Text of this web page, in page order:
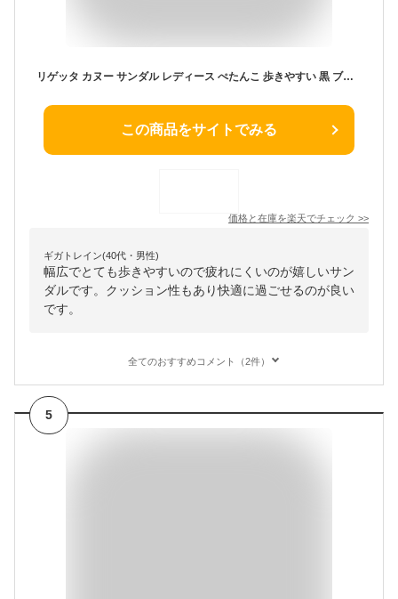
リゲッタ カヌー サンダル レディース ぺたんこ 歩きやすい 黒 ブラック 幅広 外反母趾 ストラップ レオパード ゼブラ アニマル柄 おしゃれ グミインソール コンフォート 日本製 CJFD5326a CJFD5372 CJFD5371
この商品をサイトでみる
価格と在庫を楽天でチェック >>
ギガトレイン(40代・男性)
幅広でとても歩きやすいので疲れにくいのが嬉しいサン
ダルです。クッション性もあり快適に過ごせるのが良い
です。
全てのおすすめコメント（2件）
5